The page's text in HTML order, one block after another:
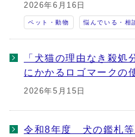
2026年6月16日
ペット・動物 悩んでいる・相
「犬猫の理由なき殺処
にかかるロゴマークの
2026年5月15日
令和8年度 犬の鑑札等